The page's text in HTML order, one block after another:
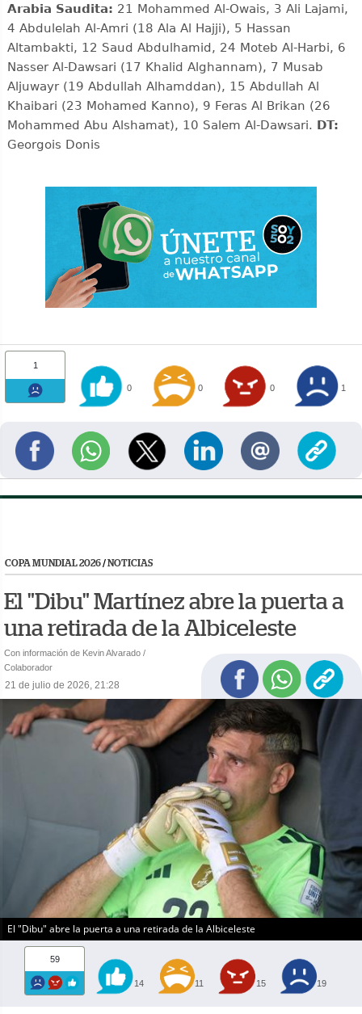
Arabia Saudita: 21 Mohammed Al-Owais, 3 Ali Lajami,
4 Abdulelah Al-Amri (18 Ala Al Hajji), 5 Hassan
Altambakti, 12 Saud Abdulhamid, 24 Moteb Al-Harbi, 6
Nasser Al-Dawsari (17 Khalid Alghannam), 7 Musab
Aljuwayr (19 Abdullah Alhamddan), 15 Abdullah Al
Khaibari (23 Mohamed Kanno), 9 Feras Al Brikan (26
Mohammed Abu Alshamat), 10 Salem Al-Dawsari. DT:
Georgois Donis
1
0 0 0 1
COPA MUNDIAL 2026/NOTICIAS
El "Dibu" Martínez abre la puerta a
una retirada de la Albiceleste
Con información de Kevin Alvarado /
Colaborador
21 de julio de 2026, 21:28
El "Dibu" abre la puerta a una retirada de la Albiceleste
59
14 11 15 19